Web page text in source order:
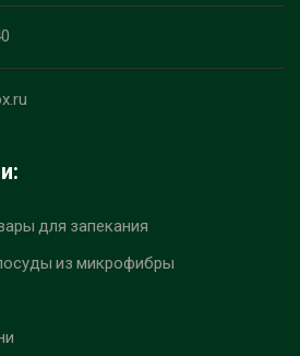
для запекания
из микрофибры